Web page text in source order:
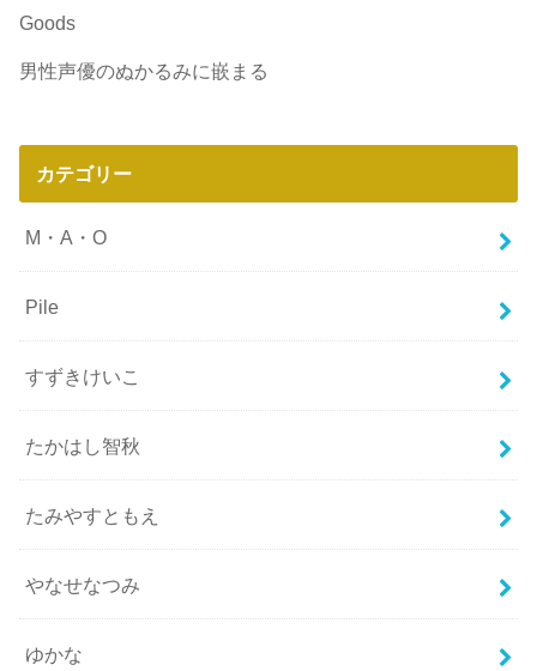
Goods
男性声優のぬかるみに嵌まる
カテゴリー
M・A・O
Pile
すずきけいこ
たかはし智秋
たみやすともえ
やなせなつみ
ゆかな